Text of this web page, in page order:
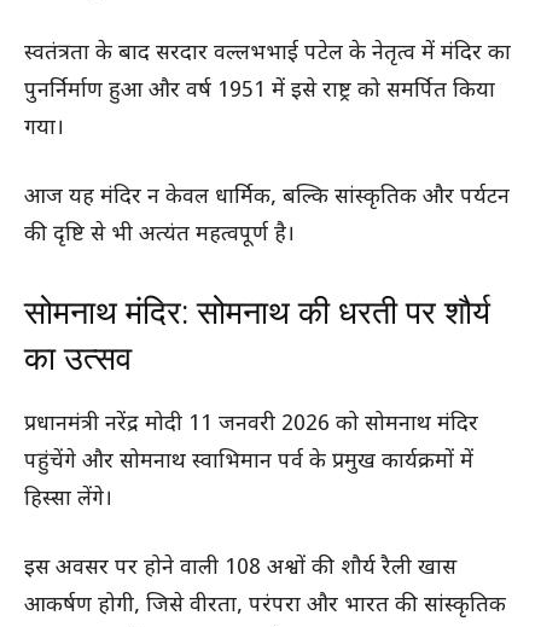
स्वतंत्रता के बाद सरदार वल्लभभाई पटेल के नेतृत्व में मंदिर का
पुनर्निर्माण हुआ और वर्ष 1951 में इसे राष्ट्र को समर्पित किया
गया।
आज यह मंदिर न केवल धार्मिक, बल्कि सांस्कृतिक और पर्यटन
की दृष्टि से भी अत्यंत महत्वपूर्ण है।
सोमनाथ मंदिर: सोमनाथ की धरती पर शौर्य
का उत्सव
प्रधानमंत्री नरेंद्र मोदी 11 जनवरी 2026 को सोमनाथ मंदिर
पहुंचेंगे और सोमनाथ स्वाभिमान पर्व के प्रमुख कार्यक्रमों में
हिस्सा लेंगे।
इस अवसर पर होने वाली 108 अश्वों की शौर्य रैली खास
आकर्षण होगी, जिसे वीरता, परंपरा और भारत की सांस्कृतिक